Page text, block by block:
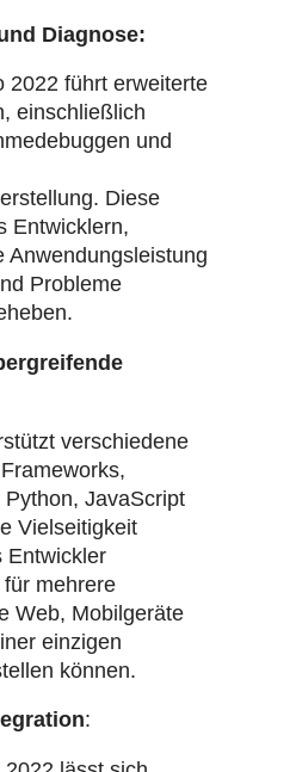
Diagnose:
2022 führt erweiterte
einschließlich
und
Diese
Entwicklern,
Anwendungsleistung
Probleme
verschiedene
Python, JavaScript
Vielseitigkeit
Entwickler
mehrere
Web, Mobilgeräte
einzigen
können.
: